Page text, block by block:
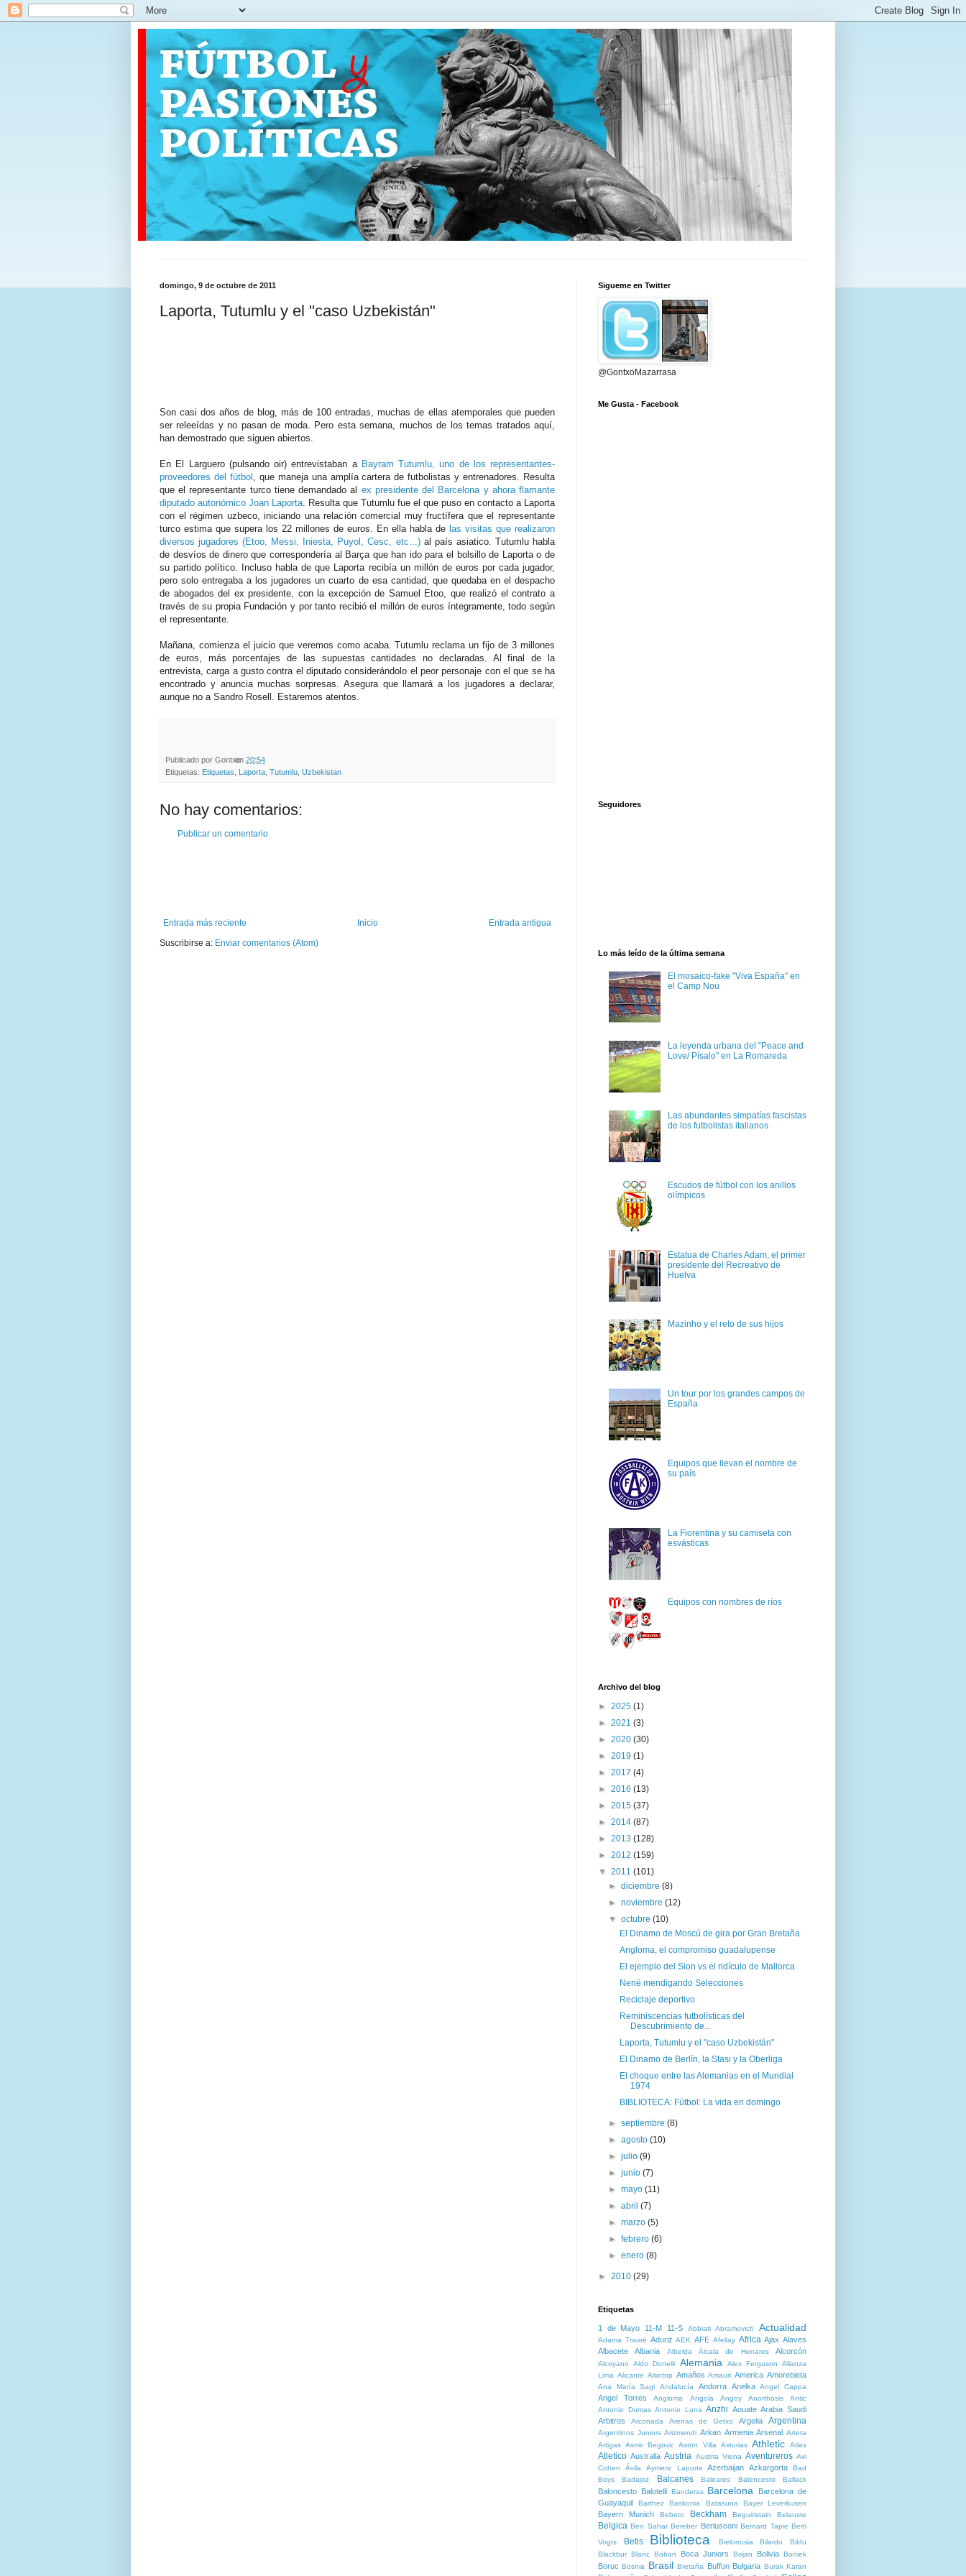
domingo, 9 de octubre de 2011
Laporta, Tutumlu y el "caso Uzbekistán"
Son casi dos años de blog, más de 100 entradas, muchas de ellas atemporales que pueden
ser releeídas y no pasan de moda. Pero esta semana, muchos de los temas tratados aquí,
han demostrado que siguen abiertos.
En El Larguero (pulsando oir) entrevistaban a Bayram Tutumlu, uno de los representantes-
proveedores del fútbol , que maneja una amplía cartera de futbolistas y entrenadores. Resulta
que el representante turco tiene demandado al ex presidente del Barcelona y ahora flamante
diputado autonómico Joan Laporta . Resulta que Tutumlu fue el que puso en contacto a Laporta
con el régimen uzbeco, iniciando una relación comercial muy fructífera que el representante
turco estima que supera los 22 millones de euros. En ella habla de las visitas que realizaron
diversos jugadores (Etoo, Messi, Iniesta, Puyol, Cesc, etc...)al país asiatico. Tutumlu habla
de desvíos de dinero que correspondería al Barça que han ido para el bolsillo de Laporta o de
su partido político. Incluso habla de que Laporta recibía un millón de euros por cada jugador,
pero solo entregaba a los jugadores un cuarto de esa cantidad, que quedaba en el despacho
de abogados del ex presidente, con la excepción de Samuel Etoo, que realizó el contrato a
través de su propia Fundación y por tanto recibió el millón de euros íntegramente, todo según
el representante.
Mañana, comienza el juicio que veremos como acaba. Tutumlu reclama un fijo de 3 millones
de euros, más porcentajes de las supuestas cantidades no declaradas. Al final de la
entrevista, carga a gusto contra el diputado considerándolo el peor personaje con el que se ha
encontrado y anuncia muchas sorpresas. Asegura que llamará a los jugadores a declarar,
aunque no a Sandro Rosell. Estaremos atentos.
Publicado por Gontxoen20:54
Etiquetas: Etiquetas Laporta Tutumlu Uzbekistan
No hay comentarios:
Publicar un comentario
Entrada más reciente Entrada antigua
Inicio
Suscribirse a: Enviar comentarios (Atom)
Sigueme en Twitter
@GontxoMazarrasa
Me Gusta - Facebook
Seguidores
Lo más leído de la última semana
El mosaico-fake "Viva España" en
el Camp Nou
La leyenda urbana del "Peace and
Love/ Písalo" en La Romareda
Las abundantes simpatías fascistas
de los futbolistas italianos
Escudos de fútbol con los anillos
olímpicos
Estatua de Charles Adam, el primer
presidente del Recreativo de
Huelva
Mazinho y el reto de sus hijos
Un tour por los grandes campos de
España
Equipos que llevan el nombre de
su país
La Fiorentina y su camiseta con
esvásticas
Equipos con nombres de ríos
Archivo del blog
► 2025 (1)
► 2021 (3)
► 2020 (30)
► 2019 (1)
► 2017 (4)
► 2016 (13)
► 2015 (37)
► 2014 (87)
► 2013 (128)
► 2012 (159)
▼ 2011 (101)
►diciembre(8)
►noviembre(12)
▼octubre(10)
El Dinamo de Moscú de gira por Gran Bretaña
Angloma, el compromiso guadalupense
El ejemplo del Sion vs el ridículo de Mallorca
Nené mendigando Selecciones
Reciclaje deportivo
Reminiscencias futbolísticas del
Descubrimiento de...
Laporta, Tutumlu y el "caso Uzbekistán"
El Dinamo de Berlín, la Stasi y la Oberliga
El choque entre las Alemanias en el Mundial
1974
BIBLIOTECA: Fútbol: La vida en domingo
►septiembre(8)
►agosto(10)
►julio(9)
►junio(7)
►mayo(11)
►abril(7)
►marzo(5)
►febrero(6)
►enero(8)
► 2010 (29)
Etiquetas
1 de Mayo 11-M 11-S Abbiati Abramovich Actualidad
Adama Traoré Aduriz AEK AFE Afellay Africa Ajax Alaves
Albacete
Albania Albelda Álcala de Henares Alcorcón
Alcoyano Aldo Donelli Alemania Alex Ferguson
Alianza
Lima Alicante Altintop Amaños Amauri America Amorebieta
Ana María Sagi Andalucía Andorra Anelka Angel Cappa
Angel Torres Angloma Angola Angoy Anorthosis
Antic
Antonio Dumas Antonio Luna Anzhi Aouate Arabia Saudi
Arbitros
Arconada Arenas de Getxo Argelia Argentina
Argentinos Juniors Arizmendi Arkan Armenia Arsenal Arteta
Artigas Asmir Begovic Aston Villa Asturias Athletic Atlas
Atletico Australia Austria Austria Viena Aventureros Avi
Cohen
Ávila Aymeric Laporte Azerbaijan Azkargorta
Bad
Boys
Badajoz Balcanes Baleares Balencesto Ballack
Baloncesto Balotelli Banderas Barcelona
Barcelona de
Guayaquil
Barthez Baskonia Batasuna Bayer Leverkusen
Bayern Munich Bebeto Beckham Beguiristain Belauste
Belgica Ben Sahar Bereber Berlusconi Bernard Tapie Berti
Vogts
Betis Biblioteca Bielorrusia Bilardo
Bildu
Blackbur Blanc Boban Boca Juniors Bojan Bolivia Boniek
Boruc Bosnia Brasil Bretaña Buffon Bulgaria Burak Karan